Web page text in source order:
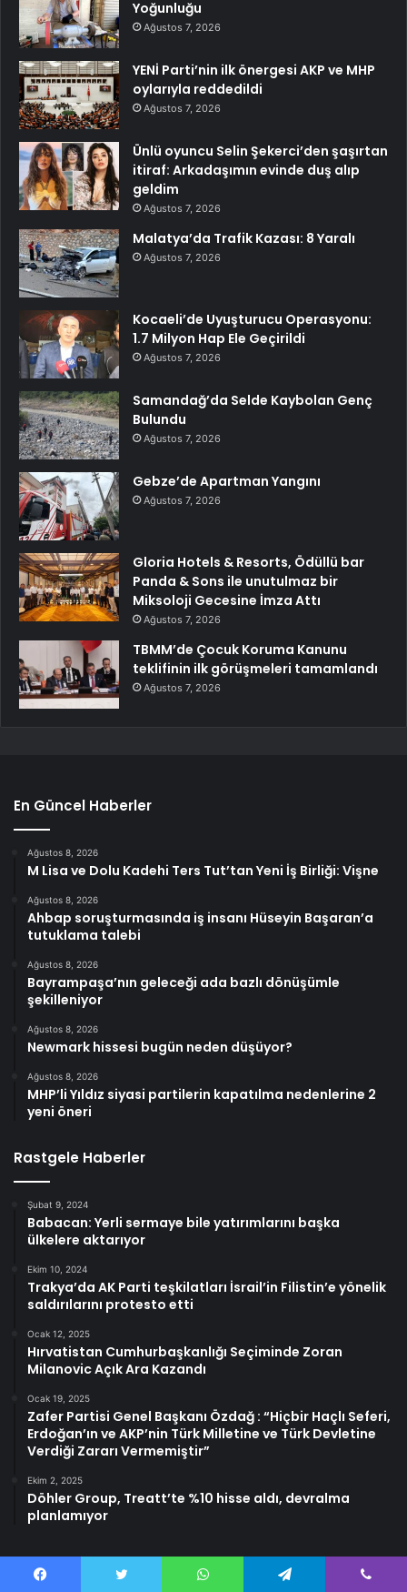
Yoğunluğu
Ağustos 7, 2026
YENİ Parti’nin ilk önergesi AKP ve MHP
oylarıyla reddedildi
Ağustos 7, 2026
Ünlü oyuncu Selin Şekerci’den şaşırtan
itiraf: Arkadaşımın evinde duş alıp
geldim
Ağustos 7, 2026
Malatya’da Trafik Kazası: 8 Yaralı
Ağustos 7, 2026
Kocaeli’de Uyuşturucu Operasyonu:
1.7 Milyon Hap Ele Geçirildi
Ağustos 7, 2026
Samandağ’da Selde Kaybolan Genç
Bulundu
Ağustos 7, 2026
Gebze’de Apartman Yangını
Ağustos 7, 2026
Gloria Hotels & Resorts, Ödüllü bar
Panda & Sons ile unutulmaz bir
Miksoloji Gecesine İmza Attı
Ağustos 7, 2026
TBMM’de Çocuk Koruma Kanunu
teklifinin ilk görüşmeleri tamamlandı
Ağustos 7, 2026
En Güncel Haberler
Ağustos 8, 2026
M Lisa ve Dolu Kadehi Ters Tut’tan Yeni İş Birliği: Vişne
Ağustos 8, 2026
Ahbap soruşturmasında iş insanı Hüseyin Başaran’a
tutuklama talebi
Ağustos 8, 2026
Bayrampaşa’nın geleceği ada bazlı dönüşümle
şekilleniyor
Ağustos 8, 2026
Newmark hissesi bugün neden düşüyor?
Ağustos 8, 2026
MHP’li Yıldız siyasi partilerin kapatılma nedenlerine 2
yeni öneri
Rastgele Haberler
Şubat 9, 2024
Babacan: Yerli sermaye bile yatırımlarını başka
ülkelere aktarıyor
Ekim 10, 2024
Trakya’da AK Parti teşkilatları İsrail’in Filistin’e yönelik
saldırılarını protesto etti
Ocak 12, 2025
Hırvatistan Cumhurbaşkanlığı Seçiminde Zoran
Milanovic Açık Ara Kazandı
Ocak 19, 2025
Zafer Partisi Genel Başkanı Özdağ : “Hiçbir Haçlı Seferi,
Erdoğan’ın ve AKP’nin Türk Milletine ve Türk Devletine
Verdiği Zararı Vermemiştir”
Ekim 2, 2025
Döhler Group, Treatt’te %10 hisse aldı, devralma
planlamıyor